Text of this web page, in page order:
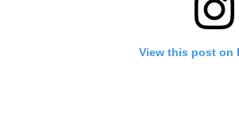
View this post on